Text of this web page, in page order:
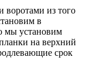
воротами из того
в
мы установим
на верхний
срок